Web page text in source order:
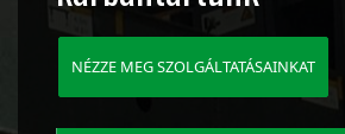
NÉZZE MEG SZOLGÁLTATÁSAINKAT